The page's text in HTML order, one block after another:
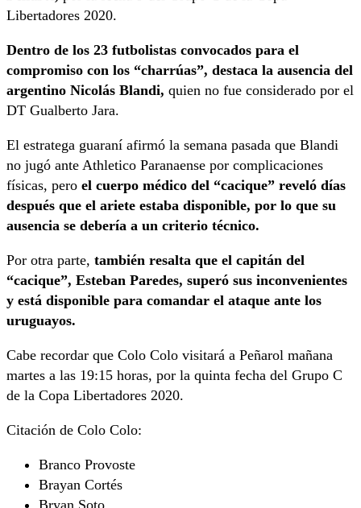
Libertadores 2020.
Dentro de los 23 futbolistas convocados para el
compromiso con los “charrúas”, destaca la ausencia del
argentino Nicolás Blandi, quien no fue considerado por el
DT Gualberto Jara.
El estratega guaraní afirmó la semana pasada que Blandi
no jugó ante Athletico Paranaense por complicaciones
físicas, pero el cuerpo médico del “cacique” reveló días
después que el ariete estaba disponible, por lo que su
ausencia se debería a un criterio técnico.
Por otra parte, también resalta que el capitán del
“cacique”, Esteban Paredes, superó sus inconvenientes
y está disponible para comandar el ataque ante los
uruguayos.
Cabe recordar que Colo Colo visitará a Peñarol mañana
martes a las 19:15 horas, por la quinta fecha del Grupo C
de la Copa Libertadores 2020.
Citación de Colo Colo:
Branco Provoste
Brayan Cortés